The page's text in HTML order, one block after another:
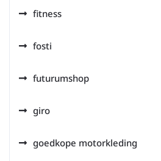
fitness
fosti
futurumshop
giro
goedkope motorkleding